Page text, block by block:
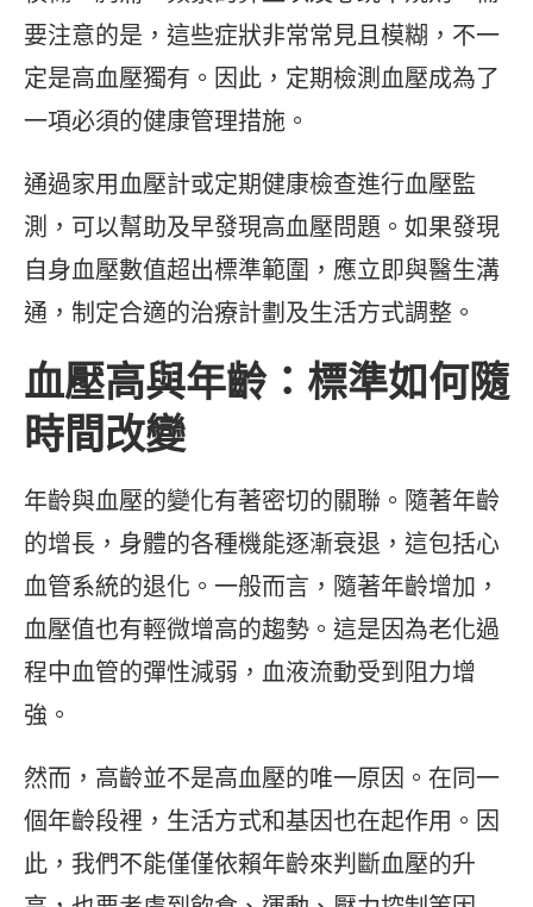
要注意的是，這些症狀非常常見且模糊，不一
定是高血壓獨有。因此，定期檢測血壓成為了
一項必須的健康管理措施。
通過家用血壓計或定期健康檢查進行血壓監
測，可以幫助及早發現高血壓問題。如果發現
自身血壓數值超出標準範圍，應立即與醫生溝
通，制定合適的治療計劃及生活方式調整。
血壓高與年齡：標準如何隨
時間改變
年齡與血壓的變化有著密切的關聯。隨著年齡
的增長，身體的各種機能逐漸衰退，這包括心
血管系統的退化。一般而言，隨著年齡增加，
血壓值也有輕微增高的趨勢。這是因為老化過
程中血管的彈性減弱，血液流動受到阻力增
強。
然而，高齡並不是高血壓的唯一原因。在同一
個年齡段裡，生活方式和基因也在起作用。因
此，我們不能僅僅依賴年齡來判斷血壓的升